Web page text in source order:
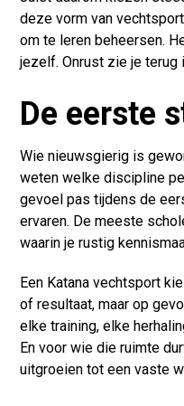
deze vorm van
om te leren beheersen.
jezelf. Onrust zie je terug
De eerste
Wie nieuwsgierig is
weten welke discipline
gevoel pas tijdens de
ervaren. De meeste
waarin je rustig
Een Katana vechtsport
of resultaat, maar op
elke training, elke
En voor wie die ruimte
uitgroeien tot een vaste